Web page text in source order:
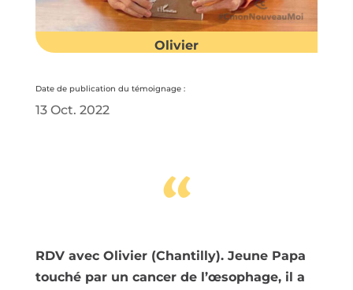
Olivier
Date de publication du témoignage :
13 Oct. 2022
“
RDV avec Olivier (Chantilly). Jeune Papa
touché par un cancer de l’œsophage, il a